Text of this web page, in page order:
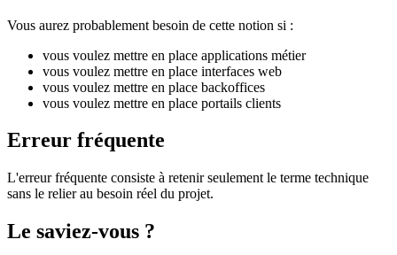
Vous aurez probablement besoin de cette notion si :
vous voulez mettre en place applications métier
vous voulez mettre en place interfaces web
vous voulez mettre en place backoffices
vous voulez mettre en place portails clients
Erreur fréquente
L'erreur fréquente consiste à retenir seulement le terme technique
sans le relier au besoin réel du projet.
Le saviez-vous ?